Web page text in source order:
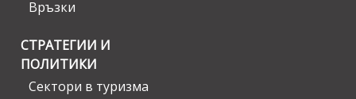
Връзки
СТРАТЕГИИ И
ПОЛИТИКИ
Сектори в туризма